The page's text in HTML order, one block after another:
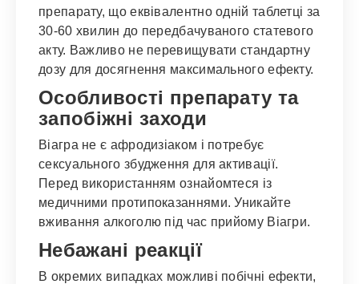
препарату, що еквівалентно одній таблетці за
30-60 хвилин до передбачуваного статевого
акту. Важливо не перевищувати стандартну
дозу для досягнення максимального ефекту.
Особливості препарату та
запобіжні заходи
Віагра не є афродизіаком і потребує
сексуального збудження для активації.
Перед використанням ознайомтеся із
медичними протипоказаннями. Уникайте
вживання алкоголю під час прийому Віагри.
Небажані реакції
В окремих випадках можливі побічні ефекти,